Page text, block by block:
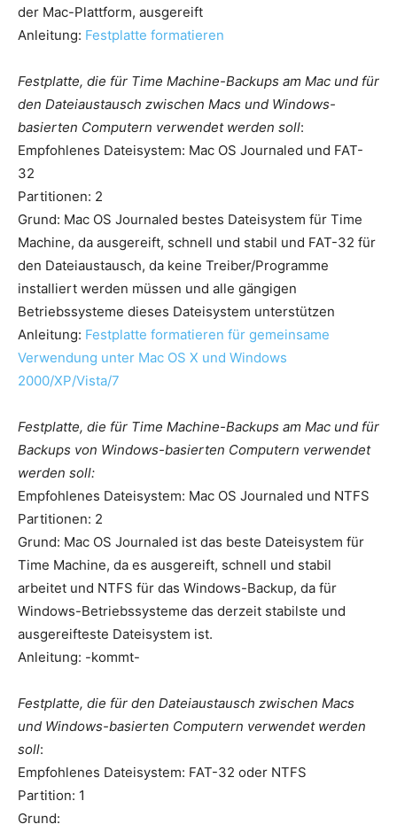
der Mac-Plattform, ausgereift
Anleitung: Festplatte formatieren
Festplatte, die für Time Machine-Backups am Mac und für
den Dateiaustausch zwischen Macs und Windows-
basierten Computern verwendet werden soll:
Empfohlenes Dateisystem: Mac OS Journaled und FAT-
32
Partitionen: 2
Grund: Mac OS Journaled bestes Dateisystem für Time
Machine, da ausgereift, schnell und stabil und FAT-32 für
den Dateiaustausch, da keine Treiber/Programme
installiert werden müssen und alle gängigen
Betriebssysteme dieses Dateisystem unterstützen
Anleitung: Festplatte formatieren für gemeinsame
Verwendung unter Mac OS X und Windows
2000/XP/Vista/7
Festplatte, die für Time Machine-Backups am Mac und für
Backups von Windows-basierten Computern verwendet
werden soll:
Empfohlenes Dateisystem: Mac OS Journaled und NTFS
Partitionen: 2
Grund: Mac OS Journaled ist das beste Dateisystem für
Time Machine, da es ausgereift, schnell und stabil
arbeitet und NTFS für das Windows-Backup, da für
Windows-Betriebssysteme das derzeit stabilste und
ausgereifteste Dateisystem ist.
Anleitung: -kommt-
Festplatte, die für den Dateiaustausch zwischen Macs
und Windows-basierten Computern verwendet werden
soll:
Empfohlenes Dateisystem: FAT-32 oder NTFS
Partition: 1
Grund: